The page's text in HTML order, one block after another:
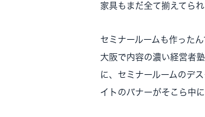
家具もまだ全て揃えてら
セミナールームも作ったん
大阪で内容の濃い経営者
に、セミナールームのデ
イトのバナーがそこら中に